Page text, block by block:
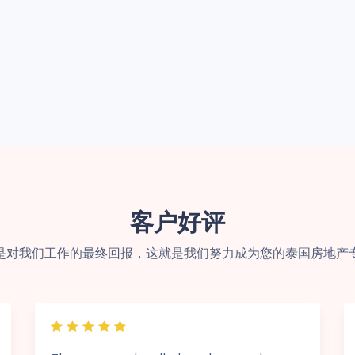
客户好评
对我们工作的最终回报，这就是我们努力成为您的泰国房地产